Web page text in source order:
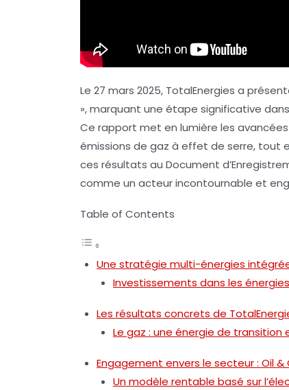
Le 27 mars 2025, TotalEnergies a
», marquant une étape significative
Ce rapport met en lumière les
émissions de gaz à effet de serre, tout
ces résultats au Document
comme un acteur incontournable et
Table of Contents
Une stratégie multi-énergies
Investissements dans les
Les résultats concrets de
Le gaz : une énergie de transition
Engagement envers le secteur : Oil
Un modèle rentable basé sur